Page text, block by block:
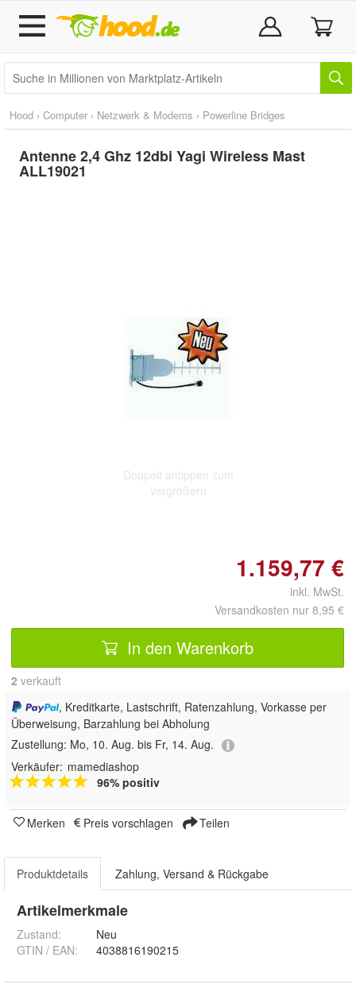
Hood › Computer › Netzwerk & Modems › Powerline Bridges
Antenne 2,4 Ghz 12dbi Yagi Wireless Mast
ALL19021
Doppelt antippen zum
vergrößern
1.159,77 €
inkl. MwSt.
Versandkosten nur 8,95 €
In den Warenkorb
2 verkauft
, Kreditkarte, Lastschrift, Ratenzahlung, Vorkasse per
Überweisung, Barzahlung bei Abholung
Zustellung: Mo, 10. Aug. bis Fr, 14. Aug.
Verkäufer: mamediashop
96% positiv
Merken Preis vorschlagen Teilen
Produktdetails Zahlung, Versand & Rückgabe
Artikelmerkmale
Zustand:
Neu
GTIN / EAN:
4038816190215